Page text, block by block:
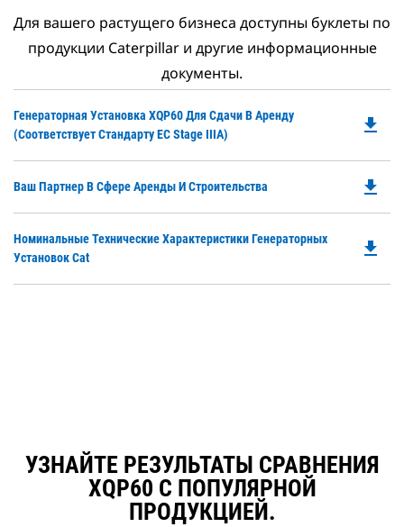
Для вашего растущего бизнеса доступны буклеты по
продукции Caterpillar и другие информационные
документы.
Генераторная Установка XQP60 Для Сдачи В Аренду
(соответствует Стандарту ЕС Stage IIIA)
file_download
Ваш Партнер В Сфере Аренды И Строительства file_download
Номинальные Технические Характеристики Генераторных
Установок Cat
file_download
УЗНАЙТЕ РЕЗУЛЬТАТЫ СРАВНЕНИЯ
XQP60 С ПОПУЛЯРНОЙ
ПРОДУКЦИЕЙ.